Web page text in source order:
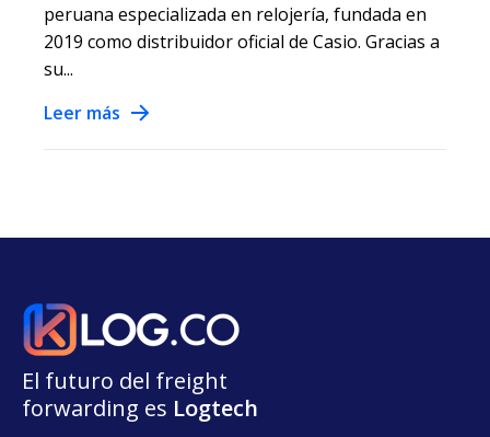
peruana especializada en relojería, fundada en
2019 como distribuidor oficial de Casio. Gracias a
su...
Leer más
El futuro del freight
forwarding es Logtech